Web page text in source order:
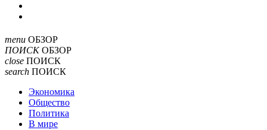
menu ОБЗОР
ПОИСК ОБЗОР
close ПОИСК
search ПОИСК
Экономика
Общество
Политика
В мире